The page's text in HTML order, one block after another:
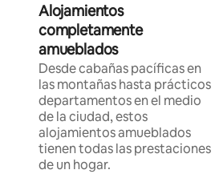
Alojamientos
completamente
amueblados
Desde cabañas pacíficas en
las montañas hasta prácticos
departamentos en el medio
de la ciudad, estos
alojamientos amueblados
tienen todas las prestaciones
de un hogar.